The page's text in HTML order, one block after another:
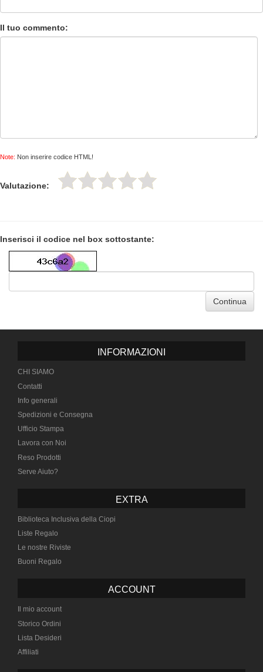
Il tuo commento:
Note: Non inserire codice HTML!
Valutazione:
Inserisci il codice nel box sottostante:
Continua
INFORMAZIONI
CHI SIAMO
Contatti
Info generali
Spedizioni e Consegna
Ufficio Stampa
Lavora con Noi
Reso Prodotti
Serve Aiuto?
EXTRA
Biblioteca Inclusiva della Ciopi
Liste Regalo
Le nostre Riviste
Buoni Regalo
ACCOUNT
Il mio account
Storico Ordini
Lista Desideri
Affiliati